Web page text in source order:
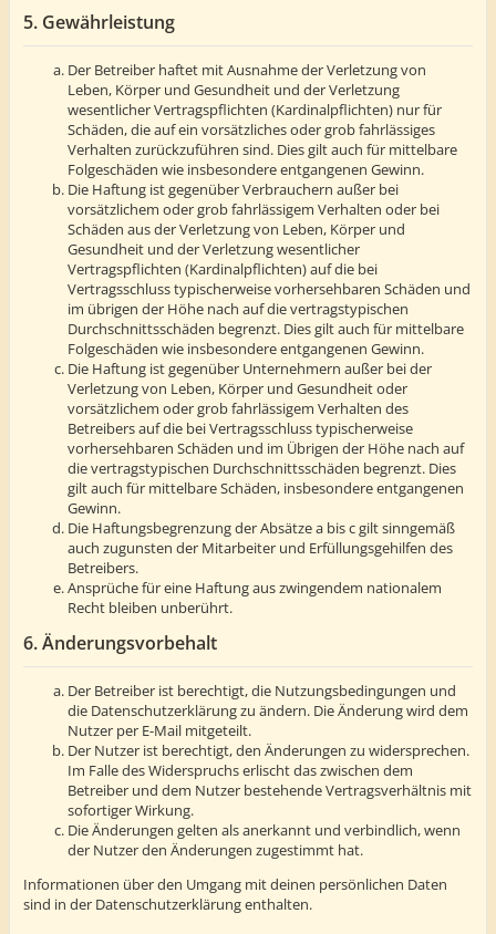
5. Gewährleistung
Der Betreiber haftet mit Ausnahme der Verletzung von
Leben, Körper und Gesundheit und der Verletzung
wesentlicher Vertragspflichten (Kardinalpflichten) nur für
Schäden, die auf ein vorsätzliches oder grob fahrlässiges
Verhalten zurückzuführen sind. Dies gilt auch für mittelbare
Folgeschäden wie insbesondere entgangenen Gewinn.
Die Haftung ist gegenüber Verbrauchern außer bei
vorsätzlichem oder grob fahrlässigem Verhalten oder bei
Schäden aus der Verletzung von Leben, Körper und
Gesundheit und der Verletzung wesentlicher
Vertragspflichten (Kardinalpflichten) auf die bei
Vertragsschluss typischerweise vorhersehbaren Schäden und
im übrigen der Höhe nach auf die vertragstypischen
Durchschnittsschäden begrenzt. Dies gilt auch für mittelbare
Folgeschäden wie insbesondere entgangenen Gewinn.
Die Haftung ist gegenüber Unternehmern außer bei der
Verletzung von Leben, Körper und Gesundheit oder
vorsätzlichem oder grob fahrlässigem Verhalten des
Betreibers auf die bei Vertragsschluss typischerweise
vorhersehbaren Schäden und im Übrigen der Höhe nach auf
die vertragstypischen Durchschnittsschäden begrenzt. Dies
gilt auch für mittelbare Schäden, insbesondere entgangenen
Gewinn.
Die Haftungsbegrenzung der Absätze a bis c gilt sinngemäß
auch zugunsten der Mitarbeiter und Erfüllungsgehilfen des
Betreibers.
Ansprüche für eine Haftung aus zwingendem nationalem
Recht bleiben unberührt.
6. Änderungsvorbehalt
Der Betreiber ist berechtigt, die Nutzungsbedingungen und
die Datenschutzerklärung zu ändern. Die Änderung wird dem
Nutzer per E-Mail mitgeteilt.
Der Nutzer ist berechtigt, den Änderungen zu widersprechen.
Im Falle des Widerspruchs erlischt das zwischen dem
Betreiber und dem Nutzer bestehende Vertragsverhältnis mit
sofortiger Wirkung.
Die Änderungen gelten als anerkannt und verbindlich, wenn
der Nutzer den Änderungen zugestimmt hat.
Informationen über den Umgang mit deinen persönlichen Daten
sind in der Datenschutzerklärung enthalten.